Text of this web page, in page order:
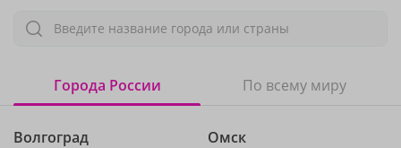
Введите название города или страны
Города России По всему миру
Волгоград
Омск